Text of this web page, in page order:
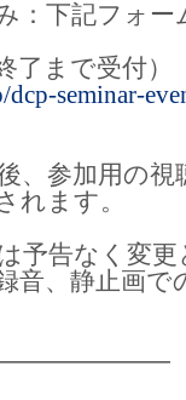
：下記フォー
了まで受付）
seminar-
、参加用の視
れます。
予告なく変
音、静止画で